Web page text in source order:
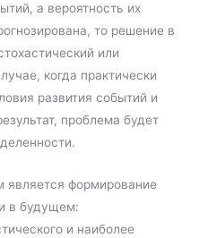
а вероятность их
то решение в
или
когда практически
развития событий и
проблема будет
является формирование
в будущем:
и наиболее